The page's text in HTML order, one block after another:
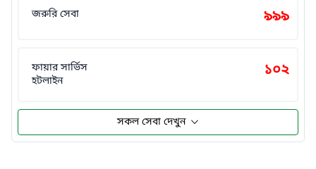
জরুরি সেবা ৯৯৯
ফায়ার সার্ভিস
হটলাইন
১০২
সকল সেবা দেখুন